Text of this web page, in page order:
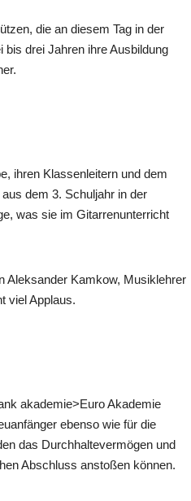
die an diesem Tag in der
drei Jahren ihre Ausbildung
ihren Klassenleitern und dem
dem 3. Schuljahr in der
was sie im Gitarrenunterricht
Aleksander Kamkow, Musiklehrer
viel Applaus.
akademie>Euro Akademie
ebenso wie für die
das Durchhaltevermögen und
Abschluss anstoßen können.